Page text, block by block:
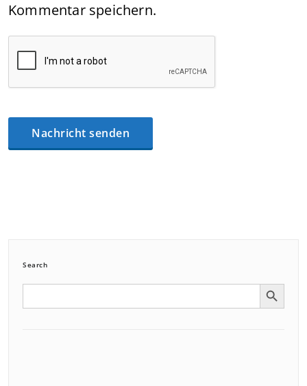
Kommentar speichern.
Search
Search Search Button